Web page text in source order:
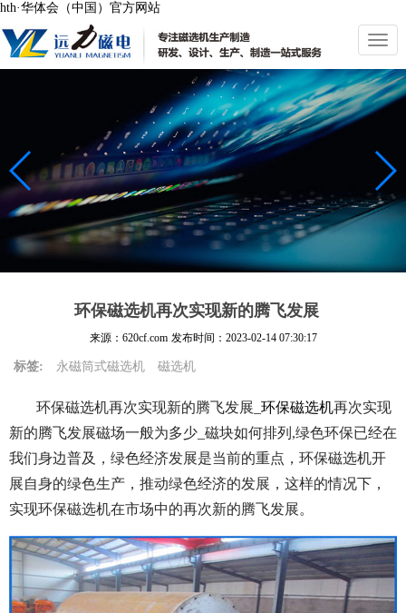
hth·华体会（中国）官方网站
切
换
导
航
环保磁选机再次实现新的腾飞发展
来源：620cf.com 发布时间： 2023-02-14 07:30:17
标签: 永磁筒式磁选机 磁选机
环保磁选机再次实现新的腾飞发展_ 环保磁选机再次实现
新的腾飞发展磁场一般为多少_磁块如何排列,绿色环保已经在
我们身边普及，绿色经济发展是当前的重点，环保磁选机开
展自身的绿色生产，推动绿色经济的发展，这样的情况下，
实现环保磁选机在市场中的再次新的腾飞发展。